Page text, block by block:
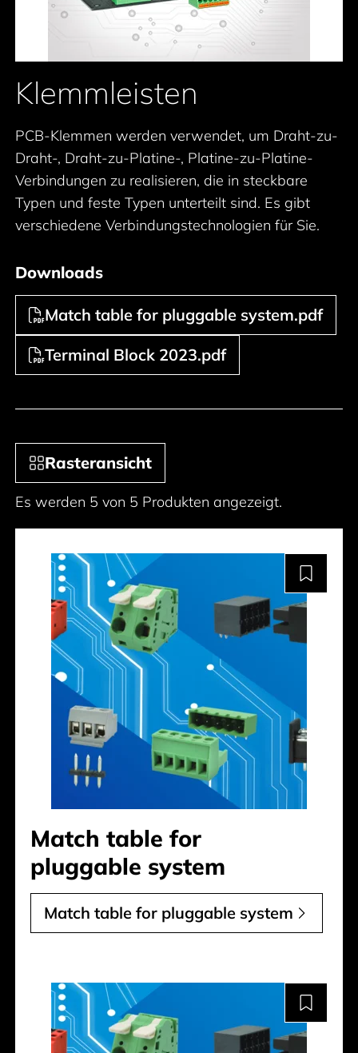
Klemmleisten
PCB-Klemmen werden verwendet, um Draht-zu-
Draht-, Draht-zu-Platine-, Platine-zu-Platine-
Verbindungen zu realisieren, die in steckbare
Typen und feste Typen unterteilt sind. Es gibt
verschiedene Verbindungstechnologien für Sie.
Downloads
Match table for pluggable system.pdf
Terminal Block 2023.pdf
Rasteransicht
Es werden 5 von 5 Produkten angezeigt.
Match table for
pluggable system
Match table for pluggable system